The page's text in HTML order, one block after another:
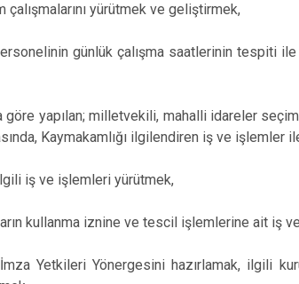
yürütmek ve geliştirmek,
günlük çalışma saatlerinin tespiti
göre yapılan; milletvekili, mahalli idareler
Kaymakamlığı ilgilendiren iş ve işlemler
iş ve işlemleri yürütmek,
kullanma iznine ve tescil işlemlerine ait iş
Yetkileri Yönergesini hazırlamak, ilgili